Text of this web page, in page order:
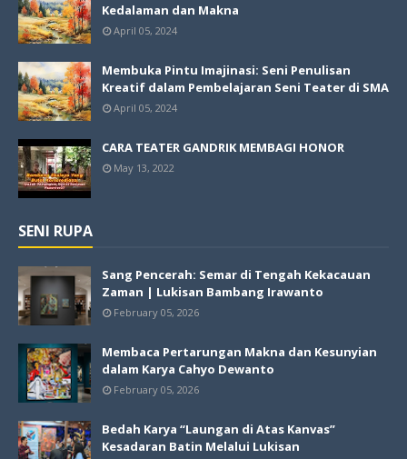
Kedalaman dan Makna
April 05, 2024
Membuka Pintu Imajinasi: Seni Penulisan
Kreatif dalam Pembelajaran Seni Teater di SMA
April 05, 2024
CARA TEATER GANDRIK MEMBAGI HONOR
May 13, 2022
SENI RUPA
Sang Pencerah: Semar di Tengah Kekacauan
Zaman | Lukisan Bambang Irawanto
February 05, 2026
Membaca Pertarungan Makna dan Kesunyian
dalam Karya Cahyo Dewanto
February 05, 2026
Bedah Karya “Laungan di Atas Kanvas”
Kesadaran Batin Melalui Lukisan